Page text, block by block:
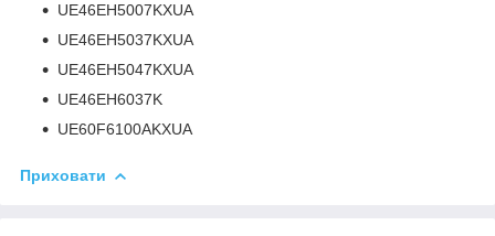
UE46EH5007KXUA
UE46EH5037KXUA
UE46EH5047KXUA
UE46EH6037K
UE60F6100AKXUA
Приховати